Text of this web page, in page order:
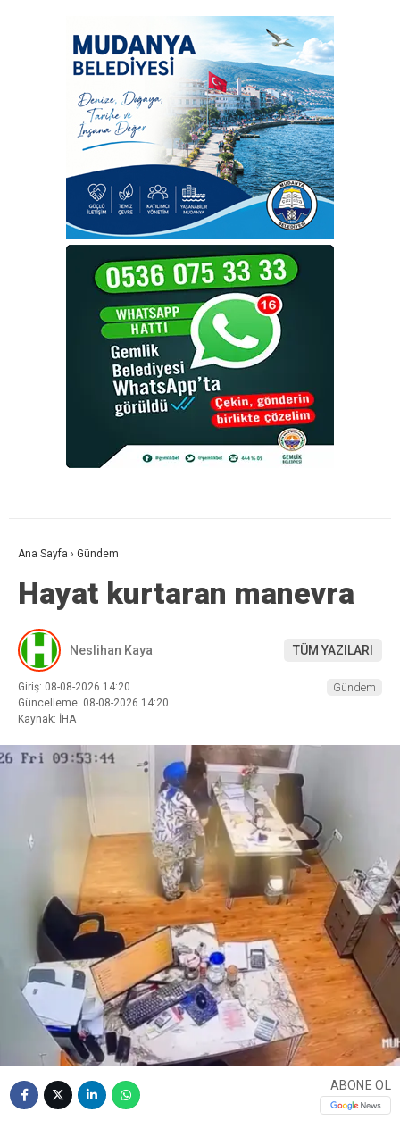
Ana Sayfa › Gündem
Hayat kurtaran manevra
Neslihan Kaya TÜM YAZILARI
Giriş: 08-08-2026 14:20
Güncelleme: 08-08-2026 14:20
Kaynak: İHA
Gündem
ABONE OL